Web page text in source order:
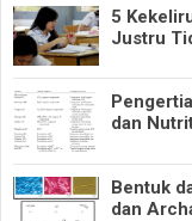
5
Justru
dan
Bentuk
dan